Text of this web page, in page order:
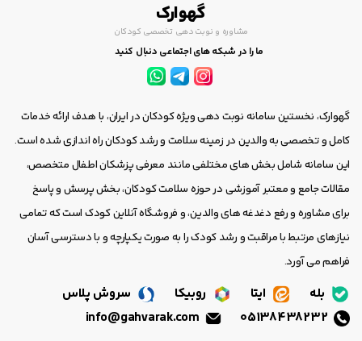
گهوارک
مشاوره و نوبت دهی تخصصی کودکان
ما را در شبکه های اجتماعی دنبال کنید
گهوارک، نخستین سامانه نوبت دهی ویژه کودکان در ایران، با هدف ارائه خدمات
کامل و تخصصی به والدین در زمینه سلامت و رشد کودکان راه اندازی شده است.
این سامانه شامل بخش های مختلفی مانند معرفی پزشکان اطفال متخصص،
مقالات جامع و معتبر آموزشی در حوزه سلامت کودکان، بخش پرسش و پاسخ
برای مشاوره و رفع دغدغه های والدین، و فروشگاه آنلاین کودک است که تمامی
نیازهای مرتبط با مراقبت و رشد کودک را به صورت یکپارچه و با دسترسی آسان
فراهم می آورد.
بله ایتا روبیکا
سروش پلاس